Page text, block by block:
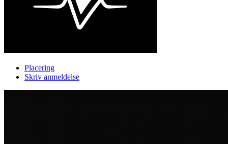
Placering
Skriv anmeldelse